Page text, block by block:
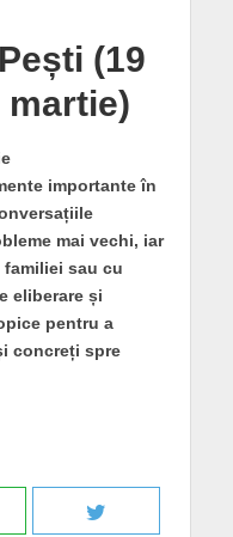
(19
martie)
importante în
mai vechi, iar
sau cu
eliberare și
pentru a
concreți spre